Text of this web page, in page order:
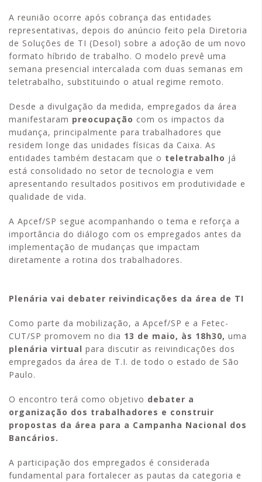
A reunião ocorre após cobrança das entidades
representativas, depois do anúncio feito pela Diretoria
de Soluções de TI (Desol) sobre a adoção de um novo
formato híbrido de trabalho. O modelo prevê uma
semana presencial intercalada com duas semanas em
teletrabalho, substituindo o atual regime remoto.
Desde a divulgação da medida, empregados da área
manifestaram preocupação com os impactos da
mudança, principalmente para trabalhadores que
residem longe das unidades físicas da Caixa. As
entidades também destacam que o teletrabalho já
está consolidado no setor de tecnologia e vem
apresentando resultados positivos em produtividade e
qualidade de vida.
A Apcef/SP segue acompanhando o tema e reforça a
importância do diálogo com os empregados antes da
implementação de mudanças que impactam
diretamente a rotina dos trabalhadores.
Plenária vai debater reivindicações da área de TI
Como parte da mobilização, a Apcef/SP e a Fetec-
CUT/SP promovem no dia 13 de maio, às 18h30, uma
plenária virtual para discutir as reivindicações dos
empregados da área de T.I. de todo o estado de São
Paulo.
O encontro terá como objetivo debater a
organização dos trabalhadores e construir
propostas da área para a Campanha Nacional dos
Bancários.
A participação dos empregados é considerada
fundamental para fortalecer as pautas da categoria e